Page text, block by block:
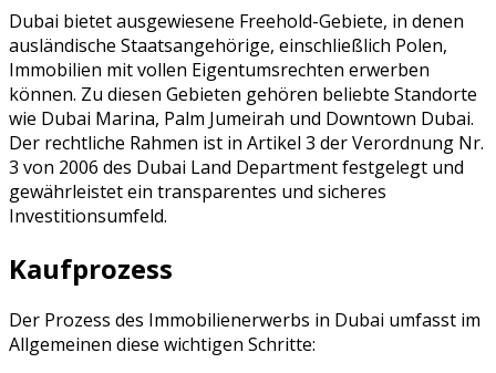
Dubai bietet ausgewiesene Freehold-Gebiete, in denen
ausländische Staatsangehörige, einschließlich Polen,
Immobilien mit vollen Eigentumsrechten erwerben
können. Zu diesen Gebieten gehören beliebte Standorte
wie Dubai Marina, Palm Jumeirah und Downtown Dubai.
Der rechtliche Rahmen ist in Artikel 3 der Verordnung Nr.
3 von 2006 des Dubai Land Department festgelegt und
gewährleistet ein transparentes und sicheres
Investitionsumfeld.
Kaufprozess
Der Prozess des Immobilienerwerbs in Dubai umfasst im
Allgemeinen diese wichtigen Schritte: